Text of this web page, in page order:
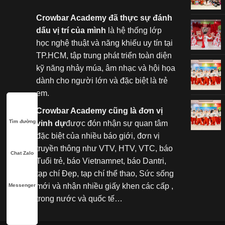
Crowbar Academy đã thực sự đánh
dấu vị trí của mình là hệ thống lớp
học nghệ thuật và năng khiếu uy tín tại
TP.HCM, tập trung phát triển toàn diện
kỹ năng nhảy múa, âm nhạc và hội họa
dành cho người lớn và đặc biệt là trẻ
em.
Crowbar Academy cũng là đơn vị
vinh dựđược đón nhận sự quan tâm
đặc biệt của nhiều báo giới, đơn vị
truyền thông như VTV, HTV, VTC, báo
Tuổi trẻ, báo Vietnamnet, báo Dantri,
tạp chí Đẹp, tạp chí thể thao, Sức sống
mới và nhận nhiều giấy khen các cấp ,
trong nước và quốc tế…
Tìm đường
Chat Zalo
Messenger